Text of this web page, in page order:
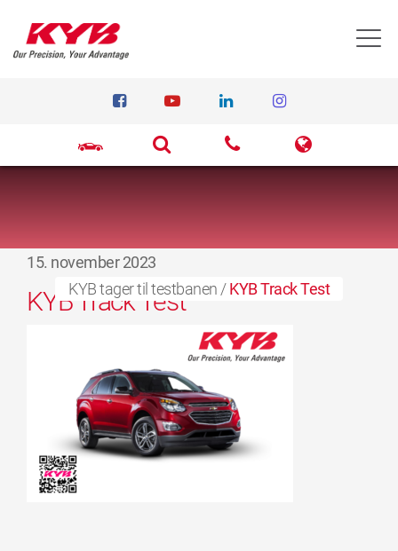
KYB tager til testbanen /KYB Track Test
15. november 2023
KYB Track Test